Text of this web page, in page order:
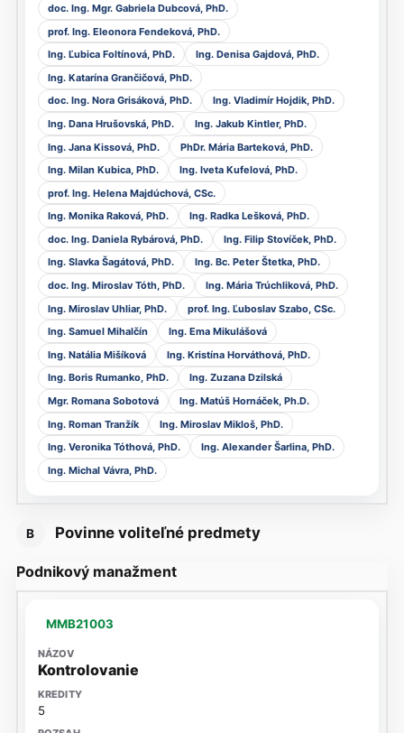
doc. Ing. Mgr. Gabriela Dubcová, PhD.
prof. Ing. Eleonora Fendeková, PhD.
Ing. Ľubica Foltínová, PhD.
Ing. Denisa Gajdová, PhD.
Ing. Katarína Grančičová, PhD.
doc. Ing. Nora Grisáková, PhD.
Ing. Vladimír Hojdik, PhD.
Ing. Dana Hrušovská, PhD.
Ing. Jakub Kintler, PhD.
Ing. Jana Kissová, PhD.
PhDr. Mária Barteková, PhD.
Ing. Milan Kubica, PhD.
Ing. Iveta Kufelová, PhD.
prof. Ing. Helena Majdúchová, CSc.
Ing. Monika Raková, PhD.
Ing. Radka Lešková, PhD.
doc. Ing. Daniela Rybárová, PhD.
Ing. Filip Stovíček, PhD.
Ing. Slavka Šagátová, PhD.
Ing. Bc. Peter Štetka, PhD.
doc. Ing. Miroslav Tóth, PhD.
Ing. Mária Trúchliková, PhD.
Ing. Miroslav Uhliar, PhD.
prof. Ing. Ľuboslav Szabo, CSc.
Ing. Samuel Mihalčín
Ing. Ema Mikulášová
Ing. Natália Mišíková
Ing. Kristína Horváthová, PhD.
Ing. Boris Rumanko, PhD.
Ing. Zuzana Dzilská
Mgr. Romana Sobotová
Ing. Matúš Hornáček, Ph.D.
Ing. Roman Tranžík
Ing. Miroslav Mikloš, PhD.
Ing. Veronika Tóthová, PhD.
Ing. Alexander Šarlina, PhD.
Ing. Michal Vávra, PhD.
B Povinne voliteľné predmety
Podnikový manažment
MMB21003
Kontrolovanie
5